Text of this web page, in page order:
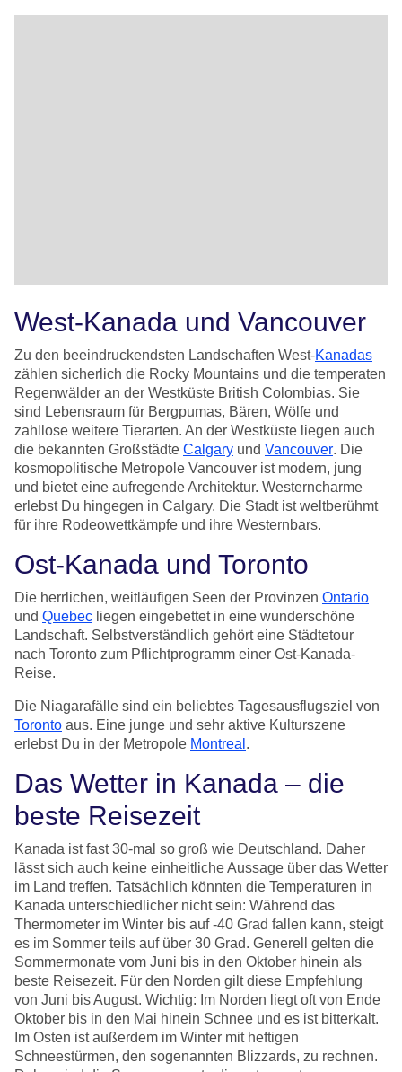
West-Kanada und Vancouver
Zu den beeindruckendsten Landschaften West-Kanadas
zählen sicherlich die Rocky Mountains und die temperaten
Regenwälder an der Westküste British Colombias. Sie
sind Lebensraum für Bergpumas, Bären, Wölfe und
zahllose weitere Tierarten. An der Westküste liegen auch
die bekannten Großstädte Calgary und Vancouver. Die
kosmopolitische Metropole Vancouver ist modern, jung
und bietet eine aufregende Architektur. Westerncharme
erlebst Du hingegen in Calgary. Die Stadt ist weltberühmt
für ihre Rodeowettkämpfe und ihre Westernbars.
Ost-Kanada und Toronto
Die herrlichen, weitläufigen Seen der Provinzen Ontario
und Quebec liegen eingebettet in eine wunderschöne
Landschaft. Selbstverständlich gehört eine Städtetour
nach Toronto zum Pflichtprogramm einer Ost-Kanada-
Reise.
Die Niagarafälle sind ein beliebtes Tagesausflugsziel von
Toronto aus. Eine junge und sehr aktive Kulturszene
erlebst Du in der Metropole Montreal .
Das Wetter in Kanada – die
beste Reisezeit
Kanada ist fast 30-mal so groß wie Deutschland. Daher
lässt sich auch keine einheitliche Aussage über das Wetter
im Land treffen. Tatsächlich könnten die Temperaturen in
Kanada unterschiedlicher nicht sein: Während das
Thermometer im Winter bis auf -40 Grad fallen kann, steigt
es im Sommer teils auf über 30 Grad. Generell gelten die
Sommermonate vom Juni bis in den Oktober hinein als
beste Reisezeit. Für den Norden gilt diese Empfehlung
von Juni bis August. Wichtig: Im Norden liegt oft von Ende
Oktober bis in den Mai hinein Schnee und es ist bitterkalt.
Im Osten ist außerdem im Winter mit heftigen
Schneestürmen, den sogenannten Blizzards, zu rechnen.